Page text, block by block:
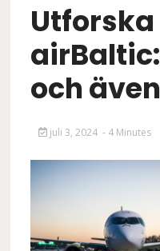
Utforska
och
juli 3, 2024 - 4 Minutes